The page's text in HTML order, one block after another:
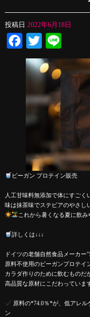
投稿日 2022年6月18日
Facebook
Twitter
ビーガン プロテイン販売
人工甘味料無添加で体にすごく
味は抹茶味でステビアのやさし
これから暑くなる夏に飲
詳しくは↓↓↓
ドイツの老舗自然食品メーカー
原料不使用のビーガンプロテイ
カラダ作りのために飲むものだ
高品質な原材にこだわっていま
原料の*74.0％*が、低アレ
ン